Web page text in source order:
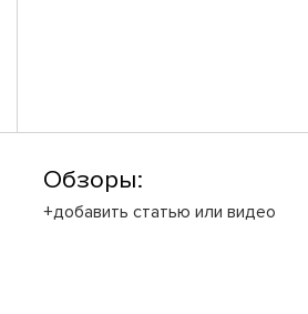
Обзоры:
+добавить статью или видео